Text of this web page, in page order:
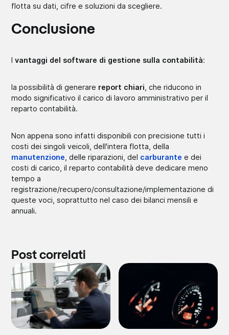
flotta su dati, cifre e soluzioni da scegliere.
Conclusione
Ivantaggi del software di gestione sulla contabilità:
la possibilità di generare report chiari , che riducono in
modo significativo il carico di lavoro amministrativo per il
reparto contabilità.
Non appena sono infatti disponibili con precisione tutti i
costi dei singoli veicoli, dell'intera flotta, della
manutenzione , delle riparazioni, del carburante e dei
costi di carico, il reparto contabilità deve dedicare meno
tempo a
registrazione/recupero/consultazione/implementazione di
queste voci, soprattutto nel caso dei bilanci mensili e
annuali.
Post correlati